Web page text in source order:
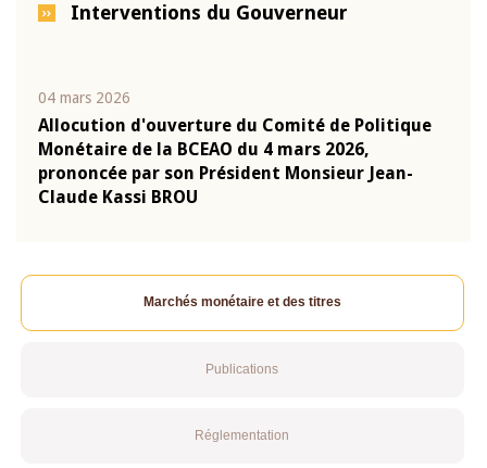
Interventions du Gouverneur
04 mars 2026
Allocution d'ouverture du Comité de Politique
Monétaire de la BCEAO du 4 mars 2026,
prononcée par son Président Monsieur Jean-
Claude Kassi BROU
Marchés monétaire et des titres
Publications
Réglementation